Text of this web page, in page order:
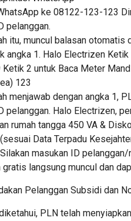
ke 08122-123-123
pelanggan.
itu, muncul balasan otomatis
angka 1. Halo Electrizen
Ketik 2 untuk Baca Meter
123
menjawab dengan angka 1,
pelanggan. Halo Electrizen,
rumah tangga 450 VA &
Data Terpadu
masukan ID
gratis langsung muncul dan
Pelanggan Subsidi dan
PLN telah